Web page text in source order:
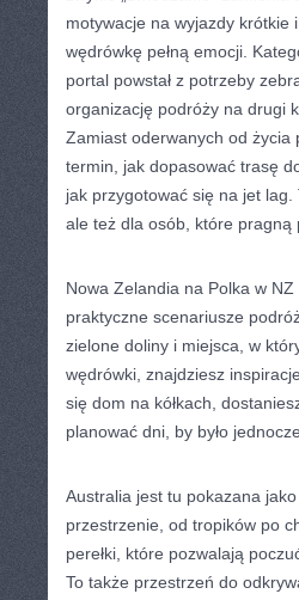
motywacje na wyjazdy krótkie
wędrówkę pełną emocji.
portal powstał z potrzeby
organizację podróży na drugi
Zamiast oderwanych od
termin, jak dopasować trasę
jak przygotować się na jet
ale też dla osób, które pragną
Nowa Zelandia na Polka w
praktyczne scenariusze
zielone doliny i miejsca, w
wędrówki, znajdziesz
się dom na kółkach,
planować dni, by było
Australia jest tu pokazana
przestrzenie, od tropików po
perełki, które pozwalają
To także przestrzeń do